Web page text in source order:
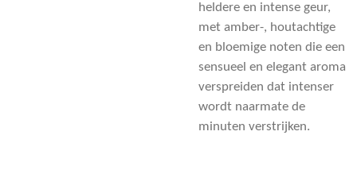
heldere en intense geur,
met amber-, houtachtige
en bloemige noten die een
sensueel en elegant aroma
verspreiden dat intenser
wordt naarmate de
minuten verstrijken.